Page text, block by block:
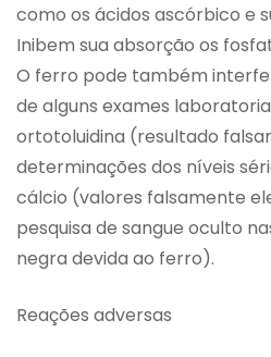
como os ácidos ascórbico e
Inibem sua absorção os
O ferro pode também
de alguns exames
ortotoluidina (resultado
determinações dos níveis
cálcio (valores falsamente
pesquisa de sangue oculto
negra devida ao ferro).
Reações adversas